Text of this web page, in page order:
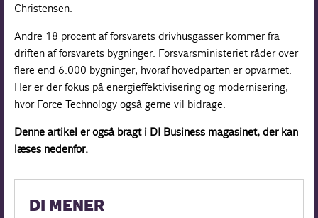
Christensen.
Andre 18 procent af forsvarets drivhusgasser kommer fra
driften af forsvarets bygninger. Forsvarsministeriet råder over
flere end 6.000 bygninger, hvoraf hovedparten er opvarmet.
Her er der fokus på energieffektivisering og modernisering,
hvor Force Technology også gerne vil bidrage.
Denne artikel er også bragt i DI Business magasinet, der kan
læses nedenfor.
DI MENER